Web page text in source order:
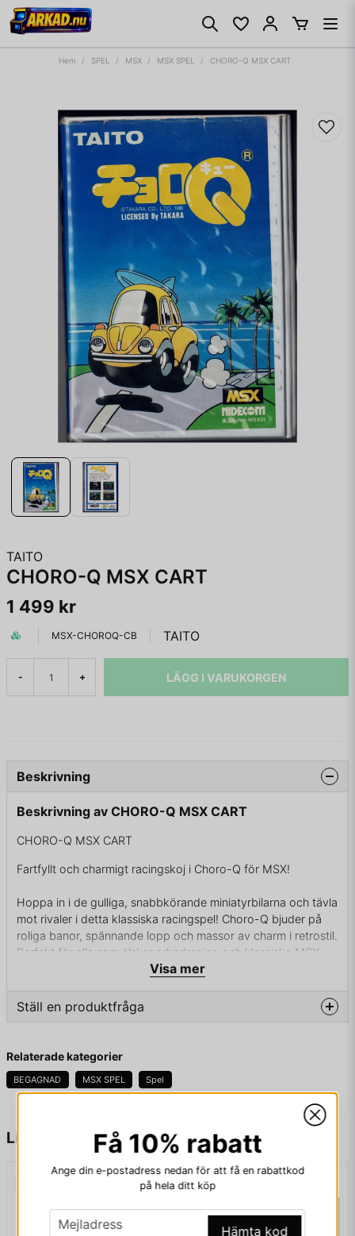
Hem SPEL MSX MSX SPEL CHORO-Q MSX CART
TAITO
CHORO-Q MSX CART
1 499 kr
MSX-CHOROQ-CB TAITO
- + LÄGG I VARUKORGEN
Liknande produkter
Beskrivning
Beskrivning av CHORO-Q MSX CART
CHORO-Q MSX CART
Fartfyllt och charmigt racingskoj i Choro-Q för MSX!
Hoppa in i de gulliga, snabbkörande miniatyrbilarna och tävla
mot rivaler i detta klassiska racingspel! Choro-Q bjuder på
roliga banor, spännande lopp och massor av charm i retrostil.
Perfekt för alla som älskar arkadracing och klassiska MSX-
Starta motorerna och tävla dig till seger i Choro-Q! 🚗💨
I BOX UTAN MANUAL
Visa mer
Ställ en produktfråga
Fråga oss något om denna produkten...
Relaterade kategorier
BEGAGNAD MSX SPEL Spel
Få 10% rabatt
Ange din e-postadress nedan för att få en rabattkod
på hela ditt köp
email
Mejladress Hämta kod